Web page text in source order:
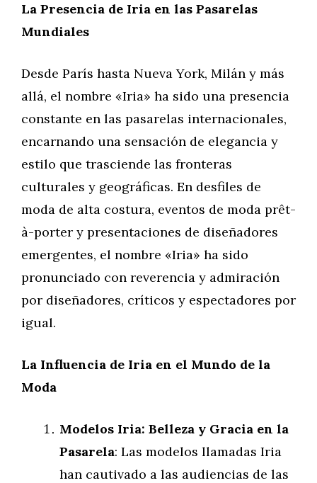
La Presencia de Iria en las Pasarelas
Mundiales
Desde París hasta Nueva York, Milán y más
allá, el nombre «Iria» ha sido una presencia
constante en las pasarelas internacionales,
encarnando una sensación de elegancia y
estilo que trasciende las fronteras
culturales y geográficas. En desfiles de
moda de alta costura, eventos de moda prêt-
à-porter y presentaciones de diseñadores
emergentes, el nombre «Iria» ha sido
pronunciado con reverencia y admiración
por diseñadores, críticos y espectadores por
igual.
La Influencia de Iria en el Mundo de la
Moda
Modelos Iria: Belleza y Gracia en la
Pasarela: Las modelos llamadas Iria
han cautivado a las audiencias de las